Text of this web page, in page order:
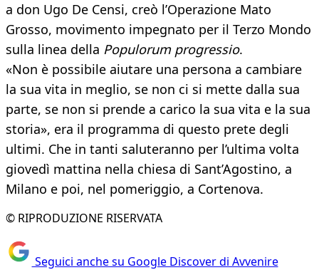
a don Ugo De Censi, creò l’Operazione Mato
Grosso, movimento impegnato per il Terzo Mondo
sulla linea della Populorum progressio.
«Non è possibile aiutare una persona a cambiare
la sua vita in meglio, se non ci si mette dalla sua
parte, se non si prende a carico la sua vita e la sua
storia», era il programma di questo prete degli
ultimi. Che in tanti saluteranno per l’ultima volta
giovedì mattina nella chiesa di Sant’Agostino, a
Milano e poi, nel pomeriggio, a Cortenova.
© RIPRODUZIONE RISERVATA
Seguici anche su Google Discover di Avvenire